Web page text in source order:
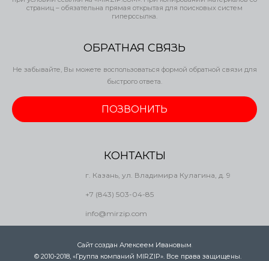
страниц – обязательна прямая открытая для поисковых систем
гиперссылка.
ОБРАТНАЯ СВЯЗЬ
Не забывайте, Вы можете воспользоваться формой обратной связи для
быстрого ответа.
ПОЗВОНИТЬ
КОНТАКТЫ
г. Казань, ул. Владимира Кулагина, д. 9
+7 (843) 503-04-85
info@mirzip.com
Сайт создан Алексеем Ивановым
© 2010-2018, «Группа компаний MIRZIP». Все права защищены.